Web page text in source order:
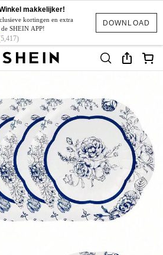
DOWNLOAD
makkelijker!
kortingen en extra
SHEIN APP!